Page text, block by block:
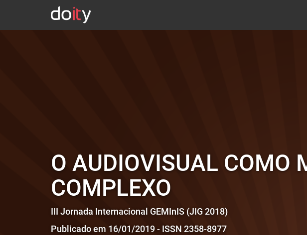
O AUDIOVISUAL COMO
COMPLEXO
III Jornada Internacional GEMInIS (JIG 2018)
Publicado em 16/01/2019 - ISSN 2358-8977